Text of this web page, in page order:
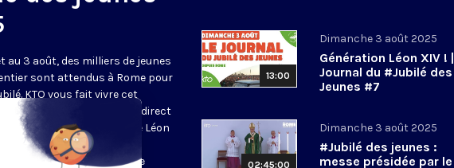
au 3 août, des milliers de jeunes
sont attendus à Rome pour
KTO vous fait vivre cet
avec la retransmission en direct
célébrations avec le pape Léon
chaque soir, des
dans les rues de la capitale
13:00
Dimanche 3 août 2025
Génération Léon XIV ! |
Journal du #Jubilé des
Jeunes #7
02:45:00
Dimanche 3 août 2025
#Jubilé des jeunes :
messe présidée par le